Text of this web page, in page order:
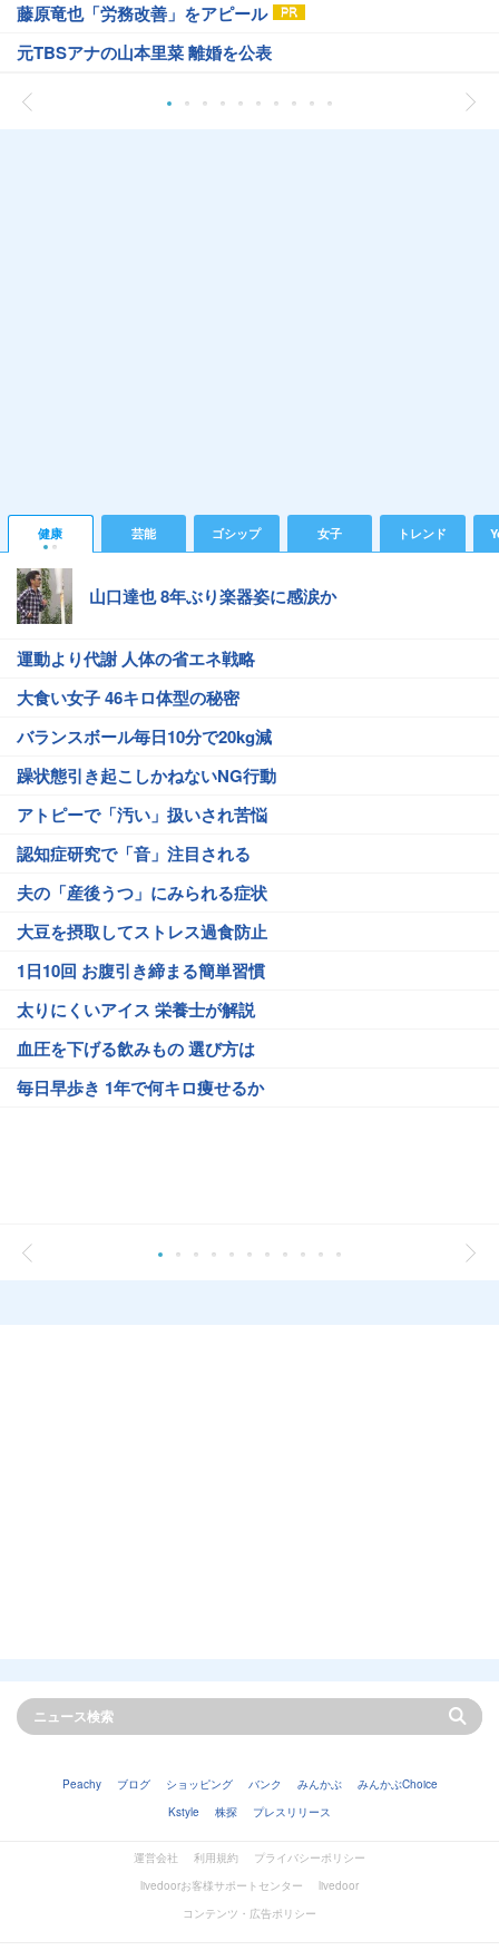
藤原竜也「労務改善」をアピール
元TBSアナの山本里菜 離婚を公表
健康 芸能 ゴシップ 女子 トレンド
山口達也 8年ぶり楽器姿に感涙か
運動より代謝 人体の省エネ戦略
大食い女子 46キロ体型の秘密
バランスボール毎日10分で20kg減
躁状態引き起こしかねないNG行動
アトピーで「汚い」扱いされ苦悩
認知症研究で「音」注目される
夫の「産後うつ」にみられる症状
大豆を摂取してストレス過食防止
1日10回 お腹引き締まる簡単習慣
太りにくいアイス 栄養士が解説
血圧を下げる飲みもの 選び方は
毎日早歩き 1年で何キロ痩せるか
Peachy ブログ ショッピング バンク みんかぶ
みんかぶChoice
Kstyle
株探 プレスリリース
運営会社 利用規約
プライバシーポリシー
livedoorお客様サポートセンター
livedoor
コンテンツ・広告ポリシー